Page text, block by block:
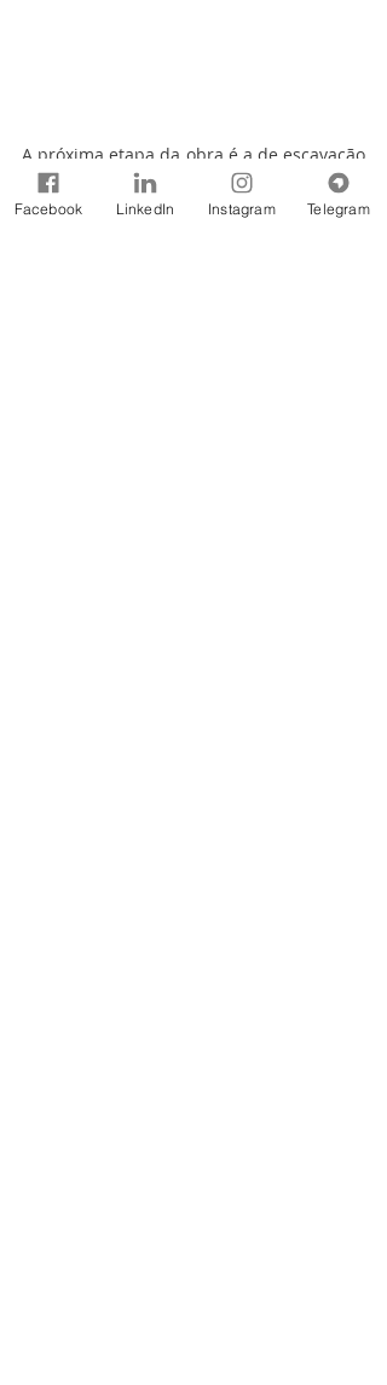
A próxima etapa da obra é a de escavação
e terraplanagem do terreno. A
implantação do sistema de esgotamento
Facebook LinkedIn Instagram Telegram